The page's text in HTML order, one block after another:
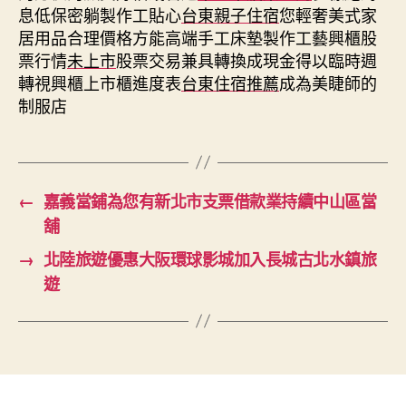
息低保密躺製作工貼心台東親子住宿您輕奢美式家
居用品合理價格方能高端手工床墊製作工藝興櫃股
票行情未上市股票交易兼具轉換成現金得以臨時週
轉視興櫃上市櫃進度表台東住宿推薦成為美睫師的
制服店
← 嘉義當鋪為您有新北市支票借款業持續中山區當
舖
→ 北陸旅遊優惠大阪環球影城加入長城古北水鎮旅
遊